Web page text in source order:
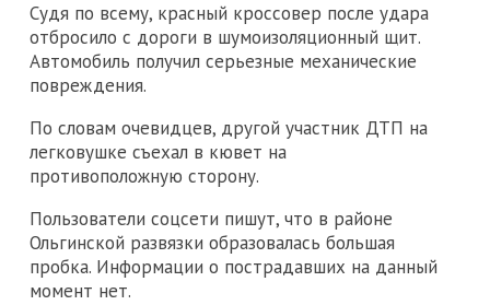
Судя по всему, красный кроссовер после удара
отбросило с дороги в шумоизоляционный щит.
Автомобиль получил серьезные механические
повреждения.
По словам очевидцев, другой участник ДТП на
легковушке съехал в кювет на
противоположную сторону.
Пользователи соцсети пишут, что в районе
Ольгинской развязки образовалась большая
пробка. Информации о пострадавших на данный
момент нет.